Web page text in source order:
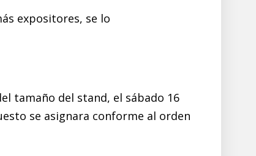
expositores, se lo
tamaño del stand, el sábado 16
se asignara conforme al orden